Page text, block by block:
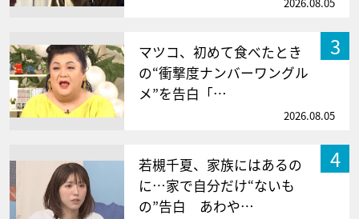
3
マツコ、初めて食べたとき
の“衝撃度ナンバーワングル
メ”を告白「…
2026.08.05
4
若槻千夏、家族にはあるの
に…家で自分だけ“ないも
の”告白 あわや…